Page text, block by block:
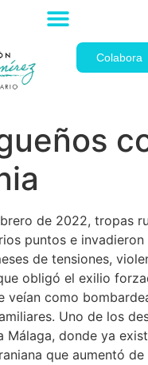
Colabora
de 2022, tropas
puntos e invadieron
de tensiones,
obligó el exilio
veían como
Uno de los
Málaga, donde ya
que aumentó de